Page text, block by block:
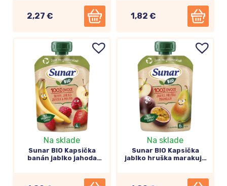
Dojčenské mlieka Sunar
2,27 € 1,82 €
Na sklade
Sunar BIO Kapsička
banán jablko jahoda
Na sklade
Sunar BIO Kapsička
jablko hruška marakuja